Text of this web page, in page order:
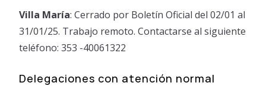
Villa María: Cerrado por Boletín Oficial del 02/01 al
31/01/25. Trabajo remoto. Contactarse al siguiente
teléfono: 353 -40061322
Delegaciones con atención normal